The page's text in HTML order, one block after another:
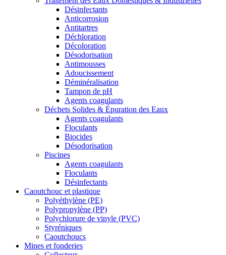
Désinfectants
Anticorrosion
Antitartres
Déchloration
Décoloration
Désodorisation
Antimousses
Adoucissement
Déminéralisation
Tampon de pH
Agents coagulants
Déchets Solides & Épuration des Eaux
Agents coagulants
Floculants
Biocides
Désodorisation
Piscines
Agents coagulants
Floculants
Désinfectants
Caoutchouc et plastique
Polyéthylène (PE)
Polypropylène (PP)
Polychlorure de vinyle (PVC)
Styréniques
Caoutchoucs
Mines et fonderies